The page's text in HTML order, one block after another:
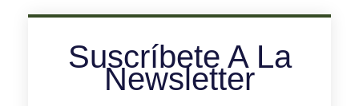
Suscríbete A La
Newsletter